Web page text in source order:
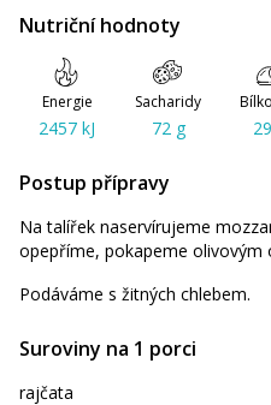
Nutriční hodnoty
Energie
2457 kJ
Sacharidy
72 g
Postup přípravy
Na talířek naservírujeme
opepříme, pokapeme olivovým
Podáváme s žitných chlebem.
Suroviny na 1 porci
rajčata